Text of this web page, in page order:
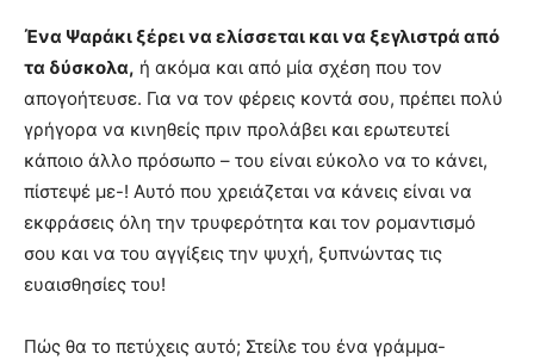
Ένα Ψαράκι ξέρει να ελίσσεται και να ξεγλιστρά από
τα δύσκολα, ή ακόμα και από μία σχέση που τον
απογοήτευσε. Για να τον φέρεις κοντά σου, πρέπει πολύ
γρήγορα να κινηθείς πριν προλάβει και ερωτευτεί
κάποιο άλλο πρόσωπο – του είναι εύκολο να το κάνει,
πίστεψέ με-! Αυτό που χρειάζεται να κάνεις είναι να
εκφράσεις όλη την τρυφερότητα και τον ρομαντισμό
σου και να του αγγίξεις την ψυχή, ξυπνώντας τις
ευαισθησίες του!
Πώς θα το πετύχεις αυτό; Στείλε του ένα γράμμα-